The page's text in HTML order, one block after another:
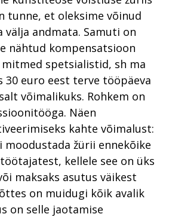
tunne, et oleksime võinud
andmata. Samuti on
nähtud kompensatsioon
spetsialistid, sh ma
30 euro eest terve tööpäeva
võimalikuks. Rohkem on
Näen
kahte võimalust:
žürii ennekõike
kellele see on üks
maksaks asutus väikest
on muidugi kõik avalik
on selle jaotamise